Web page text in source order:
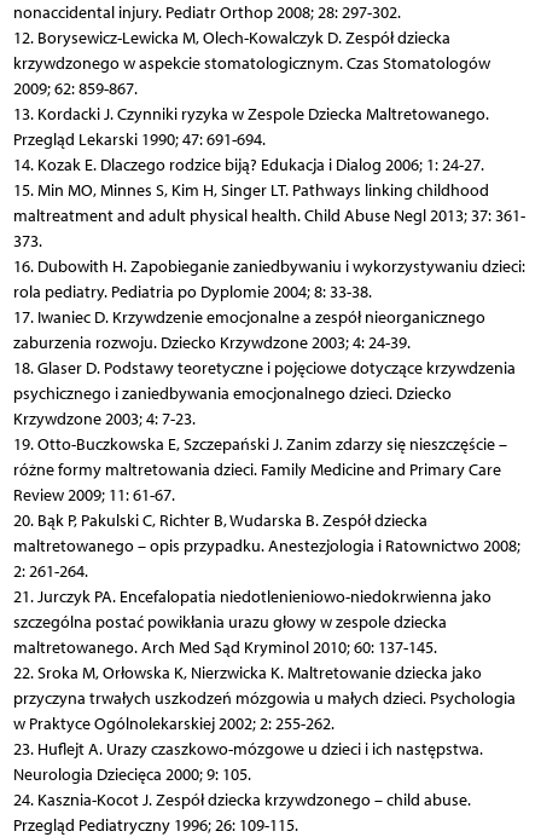
nonaccidental injury. Pediatr Orthop 2008; 28: 297-302.
12. Borysewicz-Lewicka M, Olech-Kowalczyk D. Zespół dziecka
krzywdzonego w aspekcie stomatologicznym. Czas Stomatologów
2009; 62: 859-867.
13. Kordacki J. Czynniki ryzyka w Zespole Dziecka Maltretowanego.
Przegląd Lekarski 1990; 47: 691-694.
14. Kozak E. Dlaczego rodzice biją? Edukacja i Dialog 2006; 1: 24-27.
15. Min MO, Minnes S, Kim H, Singer LT. Pathways linking childhood
maltreatment and adult physical health. Child Abuse Negl 2013; 37: 361-
373.
16. Dubowith H. Zapobieganie zaniedbywaniu i wykorzystywaniu dzieci:
rola pediatry. Pediatria po Dyplomie 2004; 8: 33-38.
17. Iwaniec D. Krzywdzenie emocjonalne a zespół nieorganicznego
zaburzenia rozwoju. Dziecko Krzywdzone 2003; 4: 24-39.
18. Glaser D. Podstawy teoretyczne i pojęciowe dotyczące krzywdzenia
psychicznego i zaniedbywania emocjonalnego dzieci. Dziecko
Krzywdzone 2003; 4: 7-23.
19. Otto-Buczkowska E, Szczepański J. Zanim zdarzy się nieszczęście –
różne formy maltretowania dzieci. Family Medicine and Primary Care
Review 2009; 11: 61-67.
20. Bąk P, Pakulski C, Richter B, Wudarska B. Zespół dziecka
maltretowanego – opis przypadku. Anestezjologia i Ratownictwo 2008;
2: 261-264.
21. Jurczyk PA. Encefalopatia niedotlenieniowo-niedokrwienna jako
szczególna postać powikłania urazu głowy w zespole dziecka
maltretowanego. Arch Med Sąd Kryminol 2010; 60: 137-145.
22. Sroka M, Orłowska K, Nierzwicka K. Maltretowanie dziecka jako
przyczyna trwałych uszkodzeń mózgowia u małych dzieci. Psychologia
w Praktyce Ogólnolekarskiej 2002; 2: 255-262.
23. Huflejt A. Urazy czaszkowo-mózgowe u dzieci i ich następstwa.
Neurologia Dziecięca 2000; 9: 105.
24. Kasznia-Kocot J. Zespół dziecka krzywdzonego – child abuse.
Przegląd Pediatryczny 1996; 26: 109-115.